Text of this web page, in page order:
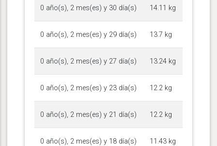
0 año(s), 2 mes(es) y 30 día(s) 14.11 kg
0 año(s), 2 mes(es) y 29 día(s) 13.7 kg
0 año(s), 2 mes(es) y 27 día(s) 13.24 kg
0 año(s), 2 mes(es) y 23 día(s) 12.2 kg
0 año(s), 2 mes(es) y 21 día(s) 12.2 kg
0 año(s), 2 mes(es) y 18 día(s) 11.43 kg